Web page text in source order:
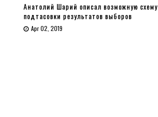
Анатолий Шарий описал возможную схему
подтасовки результатов выборов
Apr 02, 2019